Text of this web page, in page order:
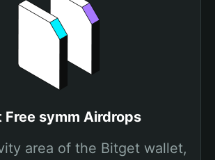
Free symm Airdrops
area of the Bitget wallet,